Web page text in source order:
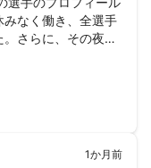
なく働き、全選手
さらに、その夜に
ようと努めてくれ
の返信も非常に迅
1か月前